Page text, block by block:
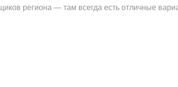
региона — там всегда есть отличные